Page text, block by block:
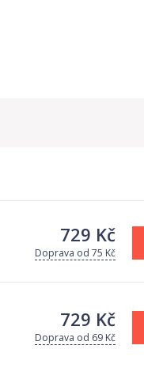
729 Kč
Doprava od 75 Kč
729 Kč
Doprava od 69 Kč